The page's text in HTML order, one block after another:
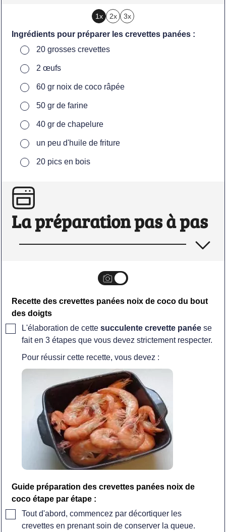
1x 2x 3x
Ingrédients pour préparer les crevettes panées :
▢
20 grosses crevettes
▢
2 œufs
▢
60 gr noix de coco râpée
▢
50 gr de farine
▢
40 gr de chapelure
▢
un peu d'huile de friture
▢
20 pics en bois
La préparation pas à pas
Recette des crevettes panées noix de coco du bout
des doigts
▢L'élaboration de cettesucculente crevette panée se
fait en 3 étapes que vous devez strictement respecter.
Pour réussir cette recette, vous devez :
Guide préparation des crevettes panées noix de
coco étape par étape :
▢
Tout d'abord, commencez par décortiquer les
crevettes en prenant soin de conserver la queue.